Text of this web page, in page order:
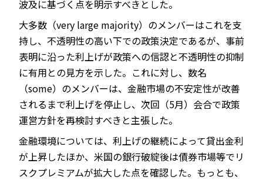
波及に基づく点を明示すべきとした。
大多数（very large majority）のメンバーはこれを支
持し、不透明性の高い下での政策決定であるが、事前
表明に沿った利上げが政策への信認と不透明性の抑制
に有用との見方を示した。これに対し、数名
（some）のメンバーは、金融市場の不安定性が改善
されるまで利上げを停止し、次回（5月）会合で政策
運営方針を再検討すべきと主張した。
金融環境については、利上げの継続によって貸出金利
が上昇したほか、米国の銀行破綻後は債券市場等でリ
スクプレミアムが拡大した点を確認した。もっとも、